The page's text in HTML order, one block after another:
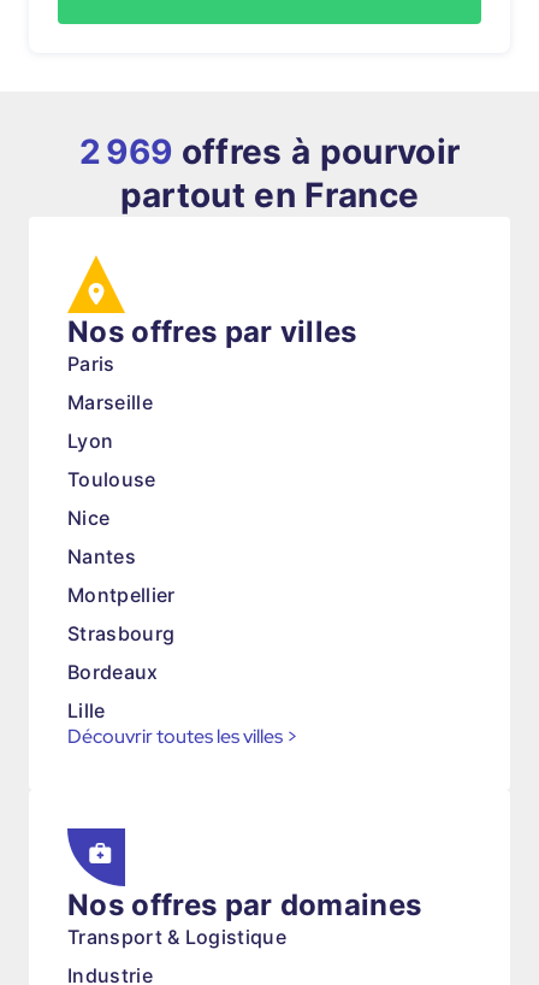
2 969 offres à pourvoir
partout en France
Nos offres par villes
Paris
Marseille
Lyon
Toulouse
Nice
Nantes
Montpellier
Strasbourg
Bordeaux
Lille
Découvrir toutes les villes >
Nos offres par domaines
Transport & Logistique
Industrie